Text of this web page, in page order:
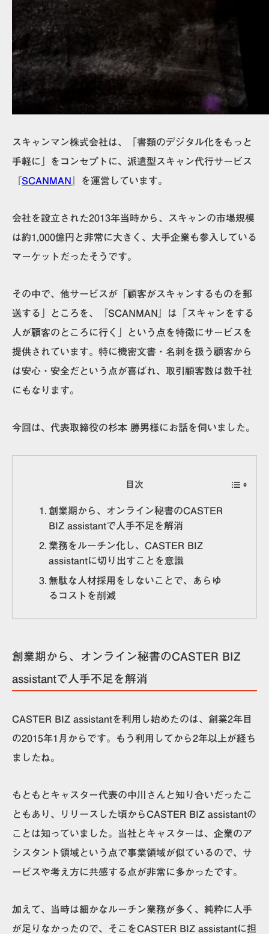
スキャンマン株式会社は、「書類のデジタル化をもっと
手軽に」をコンセプトに、派遣型スキャン代行サービス
『SCANMAN 』を運営しています。
会社を設立された2013年当時から、スキャンの市場規模
は約1,000億円と非常に大きく、大手企業も参入している
マーケットだったそうです。
その中で、他サービスが「顧客がスキャンするものを郵
送する」ところを、『SCANMAN』は「スキャンをする
人が顧客のところに行く」という点を特徴にサービスを
提供されています。特に機密文書・名刺を扱う顧客から
は安心・安全だという点が喜ばれ、取引顧客数は数千社
にもなります。
今回は、代表取締役の杉本 勝男様にお話を伺いました。
目次
創業期から、オンライン秘書のCASTER
BIZ assistantで人手不足を解消
業務をルーチン化し、CASTER BIZ
assistantに切り出すことを意識
無駄な人材採用をしないことで、あらゆ
るコストを削減
創業期から、オンライン秘書のCASTER BIZ
assistantで人手不足を解消
CASTER BIZ assistantを利用し始めたのは、創業2年目
の2015年1月からです。もう利用してから2年以上が経ち
ましたね。
もともとキャスター代表の中川さんと知り合いだったこ
ともあり、リリースした頃からCASTER BIZ assistantの
ことは知っていました。当社とキャスターは、企業のア
シスタント領域という点で事業領域が似ているので、サ
ービスや考え方に共感する点が非常に多かったです。
加えて、当時は細かなルーチン業務が多く、純粋に人手
が足りなかったので、そこをCASTER BIZ assistantに担